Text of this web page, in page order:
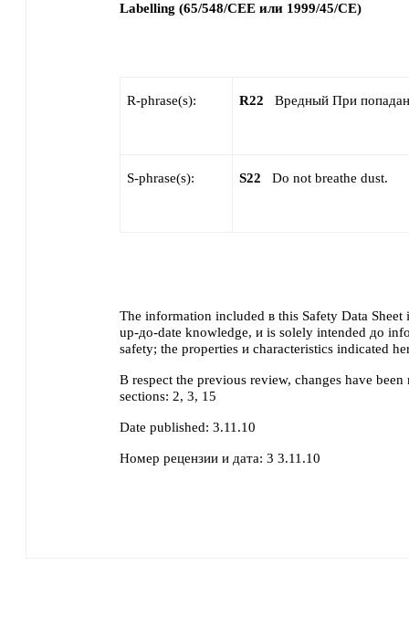
Labelling (65/548/CEE или 1999/45/CE)
R-phrase(s): R22 Вредный При
S-phrase(s): S22 Do not breathe dust.
The information included в this Safety Data Sheet
up-до-date knowledge, и is solely intended до
safety; the properties и characteristics indicated
В respect the previous review, changes have
sections: 2, 3, 15
Date published: 3.11.10
Номер рецензии и дата: 3 3.11.10